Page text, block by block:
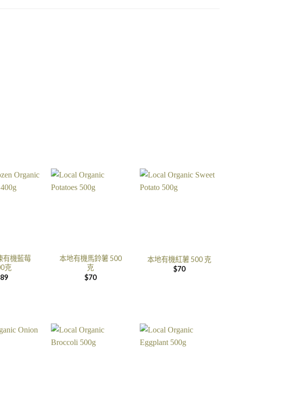
有機藍莓
克
89
本地有機馬鈴薯 500
克
$70
本地有機紅薯 500 克
$70